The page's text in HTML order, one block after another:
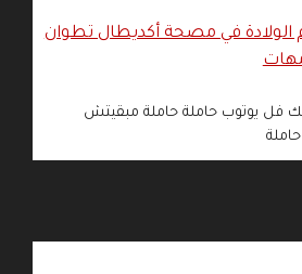
في مصحة أكديطال تطوان
فل يوتوب حاملة حاملة مبقيتش